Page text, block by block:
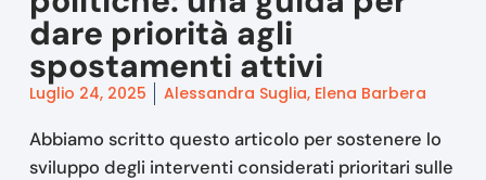
dare priorità agli
spostamenti attivi
Luglio 24, 2025 Alessandra Suglia, Elena Barbera
Abbiamo scritto questo articolo per sostenere lo
sviluppo degli interventi considerati prioritari sulle